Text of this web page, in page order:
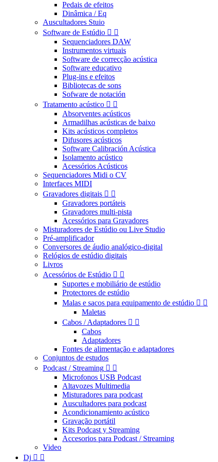
Pedais de efeitos
Dinâmica / Eq
Auscultadores Stuio
Software de Estúdio  
Sequenciadores DAW
Instrumentos virtuais
Software de correcção acústica
Software educativo
Plug-ins e efeitos
Bibliotecas de sons
Sofware de notación
Tratamento acústico  
Absorventes acústicos
Armadilhas acústicas de baixo
Kits acústicos completos
Difusores acústicos
Software Calibración Acústica
Isolamento acústico
Acessórios Acústicos
Sequenciadores Midi o CV
Interfaces MIDI
Gravadores digitais  
Gravadores portáteis
Gravadores multi-pista
Acessórios para Gravadores
Misturadores de Estúdio ou Live Studio
Pré-amplificador
Conversores de áudio analógico-digital
Relógios de estúdio digitais
Livros
Acessórios de Estúdio  
Suportes e mobiliário de estúdio
Protectores de estúdio
Malas e sacos para equipamento de estúdio  
Maletas
Cabos / Adaptadores  
Cabos
Adaptadores
Fontes de alimentação e adaptadores
Conjuntos de estudos
Podcast / Streaming  
Microfonos USB Podcast
Altavozes Multimedia
Misturadores para podcast
Auscultadores para podcast
Acondicionamiento acústico
Gravação portátil
Kits Podcast y Streaming
Accesorios para Podcast / Streaming
Video
Dj  